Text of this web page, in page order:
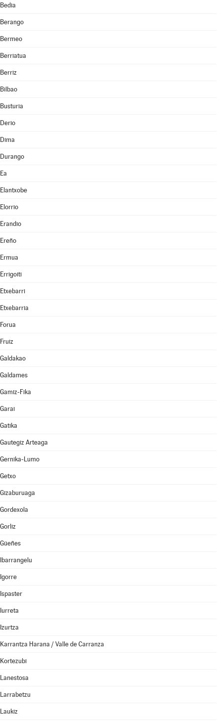
Bedia
Berango
Bermeo
Berriatua
Berriz
Bilbao
Busturia
Derio
Dima
Durango
Ea
Elantxobe
Elorrio
Erandio
Ereño
Ermua
Errigoiti
Etxebarri
Etxebarria
Forua
Fruiz
Galdakao
Galdames
Gamiz-Fika
Garai
Gatika
Gautegiz Arteaga
Gernika-Lumo
Getxo
Gizaburuaga
Gordexola
Gorliz
Güeñes
Ibarrangelu
Igorre
Ispaster
Iurreta
Izurtza
Karrantza Harana / Valle de Carranza
Kortezubi
Lanestosa
Larrabetzu
Laukiz